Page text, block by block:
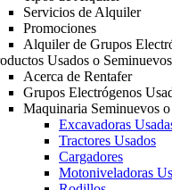
Servicios de Alquiler
Promociones
Alquiler de Grupos
Usados o Seminuevos
Acerca de Rentafer
Grupos Electrógenos
Maquinaria Seminuevos
Excavadoras
Tractores Usados
Cargadores
Motoniveladoras